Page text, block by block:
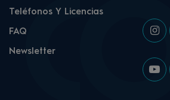
Teléfonos Y Licencias
FAQ
Newsletter